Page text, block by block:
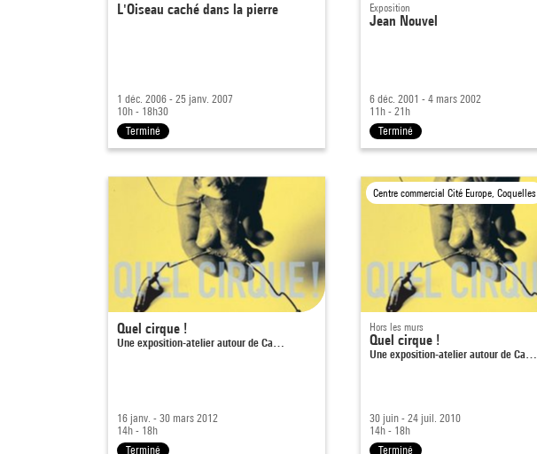
L'Oiseau caché dans la pierre
1 déc. 2006 - 25 janv. 2007
10h - 18h30
Terminé
Exposition
Jean Nouvel
6 déc. 2001 - 4 mars 2002
11h - 21h
Terminé
Quel cirque !
Une exposition-atelier autour de Ca…
16 janv. - 30 mars 2012
14h - 18h
Terminé
Centre commercial Cité Europe, Coquelles
Hors les murs
Quel cirque !
Une exposition-atelier autour de Ca…
30 juin - 24 juil. 2010
14h - 18h
Terminé